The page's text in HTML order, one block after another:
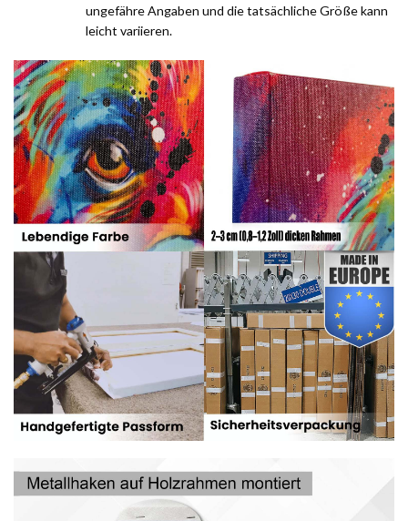
ungefähre Angaben und die tatsächliche Größe kann
leicht variieren.